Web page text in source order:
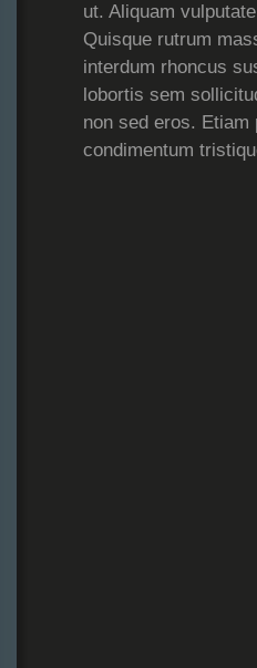
ut. Aliquam
Quisque rutrum
interdum rhoncus
lobortis sem
non sed eros.
condimentum